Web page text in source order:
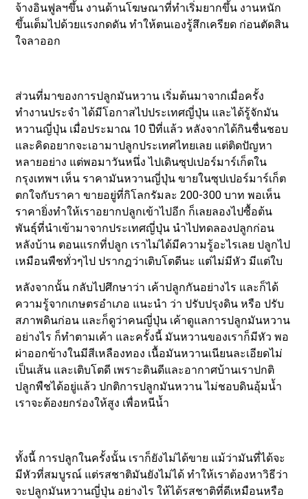
จ้างอินฟูลฯขึ้น งานด้านโฆษณาที่ทำเริ่มยากขึ้น งานหนัก
ขึ้นเต็มไปด้วยแรงกดดัน ทำให้ตนเองรู้สึกเครียด ก่อนตัดสิน
ใจลาออก
ส่วนที่มาของการปลูกมันหวาน เริ่มต้นมาจากเมื่อครั้ง
ทำงานประจำ ได้มีโอกาสไปประเทศญี่ปุ่น และได้รู้จักมัน
หวานญี่ปุ่น เมื่อประมาณ 10 ปีที่แล้ว หลังจากได้กินชื่นชอบ
และคิดอยากจะเอามาปลูกประเทศไทยเลย แต่ติดปัญหา
หลายอย่าง แต่พอมาวันหนึ่ง ไปเดินซุปเปอร์มาร์เก็ตใน
กรุงเทพฯ เห็น ราคามันหวานญี่ปุ่น ขายในซุปเปอร์มาร์เก็ต
ตกใจกับราคา ขายอยู่ที่กิโลกรัมละ 200-300 บาท พอเห็น
ราคายิ่งทำให้เราอยากปลูกเข้าไปอีก ก็เลยลองไปซื้อต้น
พันธุ์ที่นำเข้ามาจากประเทศญี่ปุ่น นำไปทดลองปลูกก่อน
หลังบ้าน ตอนแรกที่ปลูก เราไม่ได้มีความรู้อะไรเลย ปลูกไป
เหมือนพืชทั่วๆไป ปรากฎว่าเติบโตดีนะ แต่ไม่มีหัว มีแต่ใบ
หลังจากนั้น กลับไปศึกษาว่า เค้าปลูกกันอย่างไร และก็ได้
ความรู้จากเกษตรอำเภอ แนะนำ ว่า ปรับปรุงดิน หรือ ปรับ
สภาพดินก่อน และก็ดูว่าคนญี่ปุ่น เค้าดูแลการปลูกมันหวาน
อย่างไร ก็ทำตามเค้า และครั้งนี้ มันหวานของเราก็มีหัว พอ
ผ่าออกข้างในมีสีเหลืองทอง เนื้อมันหวานเนียนละเอียดไม่
เป็นเส้น และเติบโตดี เพราะดินดีและอากาศบ้านเราปกติ
ปลูกพืชได้อยู่แล้ว ปกติการปลูกมันหวาน ไม่ชอบดินอุ้มน้ำ
เราจะต้องยกร่องให้สูง เพื่อหนีน้ำ
ทั้งนี้ การปลูกในครั้งนั้น เราก็ยังไม่ได้ขาย แม้ว่ามันที่ได้จะ
มีหัวที่สมบูรณ์ แต่รสชาติมันยังไม่ได้ ทำให้เราต้องหาวิธีว่า
จะปลูกมันหวานญี่ปุ่น อย่างไร ให้ได้รสชาติที่ดีเหมือนหรือ